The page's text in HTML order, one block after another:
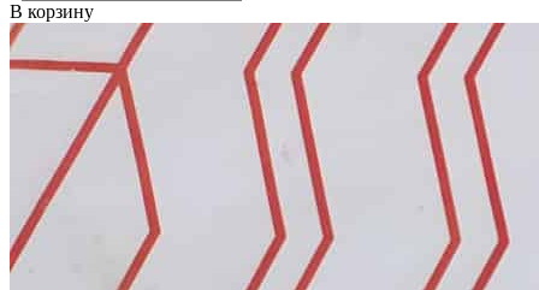
В корзину